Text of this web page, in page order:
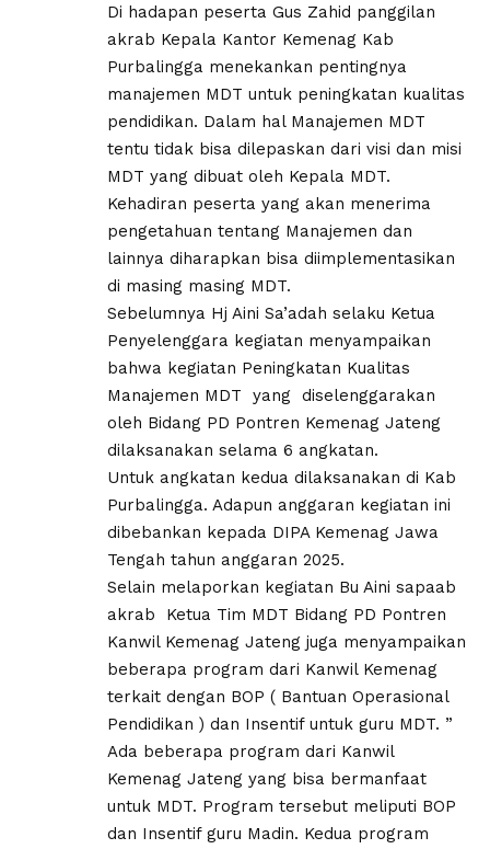
Di hadapan peserta Gus Zahid panggilan
akrab Kepala Kantor Kemenag Kab
Purbalingga menekankan pentingnya
manajemen MDT untuk peningkatan kualitas
pendidikan. Dalam hal Manajemen MDT
tentu tidak bisa dilepaskan dari visi dan misi
MDT yang dibuat oleh Kepala MDT.
Kehadiran peserta yang akan menerima
pengetahuan tentang Manajemen dan
lainnya diharapkan bisa diimplementasikan
di masing masing MDT.
Sebelumnya Hj Aini Sa’adah selaku Ketua
Penyelenggara kegiatan menyampaikan
bahwa kegiatan Peningkatan Kualitas
Manajemen MDT yang diselenggarakan
oleh Bidang PD Pontren Kemenag Jateng
dilaksanakan selama 6 angkatan.
Untuk angkatan kedua dilaksanakan di Kab
Purbalingga. Adapun anggaran kegiatan ini
dibebankan kepada DIPA Kemenag Jawa
Tengah tahun anggaran 2025.
Selain melaporkan kegiatan Bu Aini sapaab
akrab Ketua Tim MDT Bidang PD Pontren
Kanwil Kemenag Jateng juga menyampaikan
beberapa program dari Kanwil Kemenag
terkait dengan BOP ( Bantuan Operasional
Pendidikan ) dan Insentif untuk guru MDT. ”
Ada beberapa program dari Kanwil
Kemenag Jateng yang bisa bermanfaat
untuk MDT. Program tersebut meliputi BOP
dan Insentif guru Madin. Kedua program